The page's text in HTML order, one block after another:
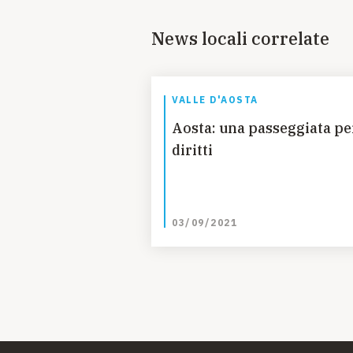
News locali correlate
VALLE D'AOSTA
Aosta: una passeggiata
diritti
03/09/2021